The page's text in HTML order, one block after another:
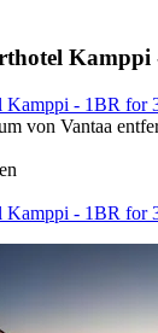
Kamppi
Kamppi - 1BR for
von Vantaa
Kamppi - 1BR for